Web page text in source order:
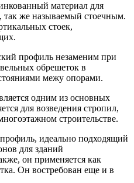
материал для
так же называемый стоечным.
стоек,
профиль незаменим при
обрешеток в
межу опорами.
одним из основных
для возведения стропил,
строительстве.
идеально подходящий
для зданий
он применяется как
Он востребован еще и в